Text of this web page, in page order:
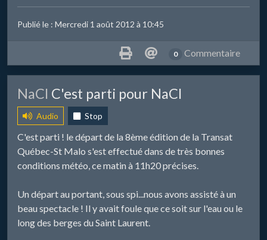
Publié le : Mercredi 1 août 2012 à 10:45
0 Commentaire
​NaCl C'est parti pour NaCl
Audio Stop
C'est parti ! le départ de la 8ème édition de la Transat
Québec-St Malo s'est effectué dans de très bonnes
conditions météo, ce matin à 11h20 précises.
Un départ au portant, sous spi...nous avons assisté à un
beau spectacle ! Il y avait foule que ce soit sur l'eau ou le
long des berges du Saint Laurent.